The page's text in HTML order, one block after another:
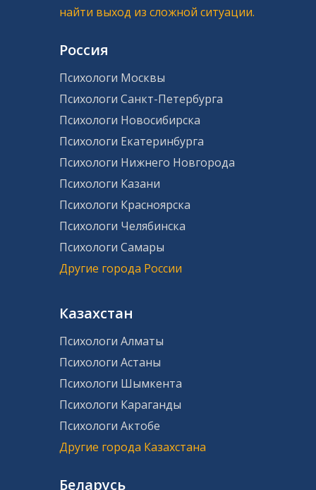
найти выход из сложной ситуации.
Россия
Психологи Москвы
Психологи Санкт-Петербурга
Психологи Новосибирска
Психологи Екатеринбурга
Психологи Нижнего Новгорода
Психологи Казани
Психологи Красноярска
Психологи Челябинска
Психологи Самары
Другие города России
Казахстан
Психологи Алматы
Психологи Астаны
Психологи Шымкента
Психологи Караганды
Психологи Актобе
Другие города Казахстана
Беларусь